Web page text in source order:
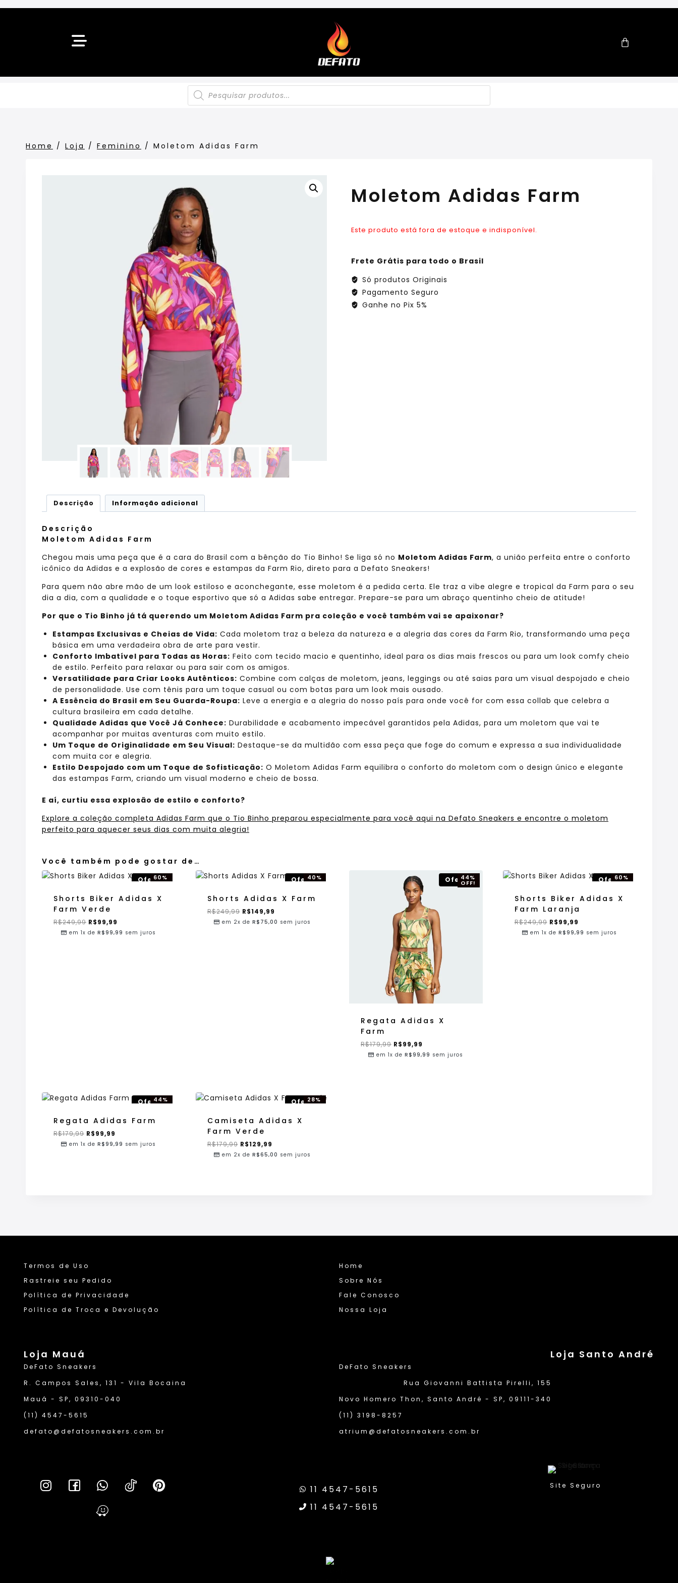
Home / Loja / Feminino / Moletom Adidas Farm
Moletom Adidas Farm
Este produto está fora de estoque e indisponível.
Frete Grátis para todo o Brasil
Só produtos Originais
Pagamento Seguro
Ganhe no Pix 5%
Descrição Informação adicional
Descrição
Moletom Adidas Farm
Chegou mais uma peça que é a cara do Brasil com a bênção do Tio Binho! Se liga só no Moletom Adidas Farm, a união perfeita entre o conforto
icônico da Adidas e a explosão de cores e estampas da Farm Rio, direto para a Defato Sneakers!
Para quem não abre mão de um look estiloso e aconchegante, esse moletom é a pedida certa. Ele traz a vibe alegre e tropical da Farm para o seu
dia a dia, com a qualidade e o toque esportivo que só a Adidas sabe entregar. Prepare-se para um abraço quentinho cheio de atitude!
Por que o Tio Binho já tá querendo um Moletom Adidas Farm pra coleção e você também vai se apaixonar?
Estampas Exclusivas e Cheias de Vida: Cada moletom traz a beleza da natureza e a alegria das cores da Farm Rio, transformando uma peça
básica em uma verdadeira obra de arte para vestir.
Conforto Imbatível para Todas as Horas: Feito com tecido macio e quentinho, ideal para os dias mais frescos ou para um look comfy cheio
de estilo. Perfeito para relaxar ou para sair com os amigos.
Versatilidade para Criar Looks Autênticos: Combine com calças de moletom, jeans, leggings ou até saias para um visual despojado e cheio
de personalidade. Use com tênis para um toque casual ou com botas para um look mais ousado.
A Essência do Brasil em Seu Guarda-Roupa: Leve a energia e a alegria do nosso país para onde você for com essa collab que celebra a
cultura brasileira em cada detalhe.
Qualidade Adidas que Você Já Conhece: Durabilidade e acabamento impecável garantidos pela Adidas, para um moletom que vai te
acompanhar por muitas aventuras com muito estilo.
Um Toque de Originalidade em Seu Visual: Destaque-se da multidão com essa peça que foge do comum e expressa a sua individualidade
com muita cor e alegria.
Estilo Despojado com um Toque de Sofisticação: O Moletom Adidas Farm equilibra o conforto do moletom com o design único e elegante
das estampas Farm, criando um visual moderno e cheio de bossa.
E aí, curtiu essa explosão de estilo e conforto?
Explore a coleção completa Adidas Farm que o Tio Binho preparou especialmente para você aqui na Defato Sneakers e encontre o moletom
perfeito para aquecer seus dias com muita alegria!
Você também pode gostar de…
Oferta!
60%
OFF!
Shorts Biker Adidas X
Farm Verde
R$249,99 R$99,99
em 1x deR$99,99 sem juros
Oferta!
40%
OFF!
Shorts Adidas X Farm
R$249,99 R$149,99
em 2x de R$ 75,00 sem juros
Oferta!
44%
OFF!
Regata Adidas X
Farm
R$179,99 R$99,99
em 1x deR$99,99 sem juros
Oferta!
60%
OFF!
Shorts Biker Adidas X
Farm Laranja
R$249,99 R$99,99
em 1x de R$99,99 sem juros
Oferta!
44%
OFF!
Regata Adidas Farm
R$179,99 R$99,99
em 1x deR$99,99 sem juros
Oferta!
28%
OFF!
Camiseta Adidas X
Farm Verde
R$179,99 R$129,99
em 2x de R$65,00 sem juros
Termos de Uso
Rastreie seu Pedido
Política de Privacidade
Política de Troca e Devolução
Home
Sobre Nós
Fale Conosco
Nossa Loja
Loja Mauá
DeFato Sneakers
R. Campos Sales, 131 - Vila Bocaina
Mauá - SP, 09310-040
(11) 4547-5615
defato@defatosneakers.com.br
Loja Santo André
DeFato Sneakers
Rua Giovanni Battista Pirelli, 155
Novo Homero Thon, Santo André - SP, 09111-340
(11) 3198-8257
atrium@defatosneakers.com.br
11 4547-5615
11 4547-5615
Compra Protegida